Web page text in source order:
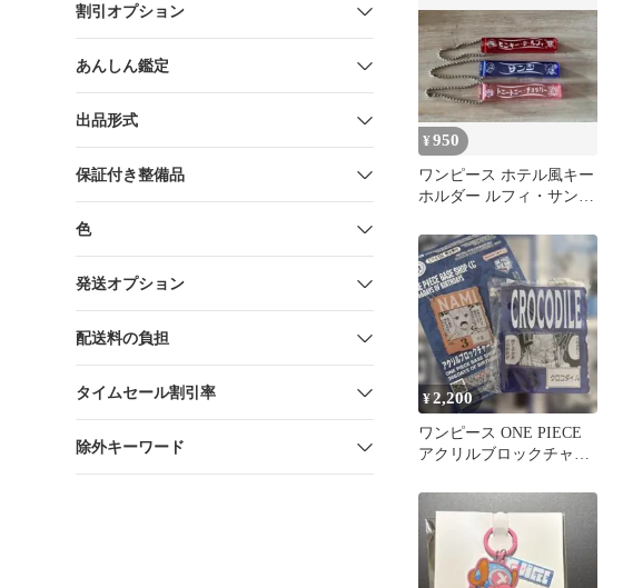
割引オプション
あんしん鑑定
出品形式
保証付き整備品
色
発送オプション
配送料の負担
タイムセール割引率
除外キーワード
¥950
ワンピース ホテル風キー
ホルダー ルフィ・サン
¥2,200
ワンピース ONE PIECE
アクリルブロックチャー